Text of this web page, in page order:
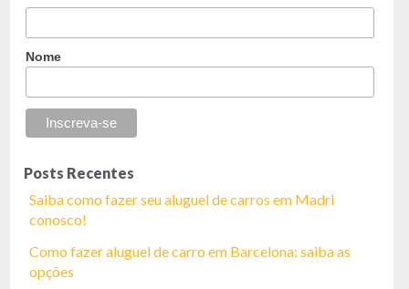
Nome
Posts Recentes
Saiba como fazer seu aluguel de carros em Madri
conosco!
Como fazer aluguel de carro em Barcelona: saiba as
opções